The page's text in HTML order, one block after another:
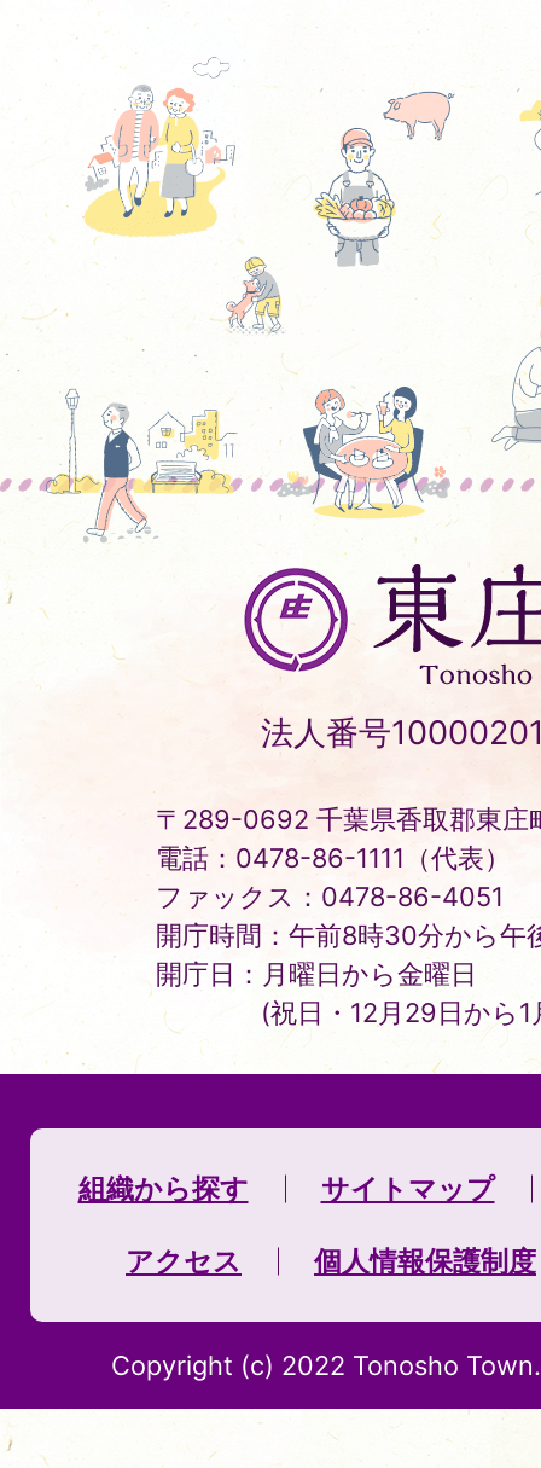
東
庄
町
Tonosho
Town
法人番号
〒289-0692 千葉県香取郡東庄
電話：0478-86-1111（代表）
ファックス：0478-86-4051
開庁時間：午前8時30分から午
開庁日：月曜日から金曜日
(祝日・12月29日から
組織から探す サイトマップ
アクセス 個人情報保護制度
Copyright (c) 2022 Tonosho